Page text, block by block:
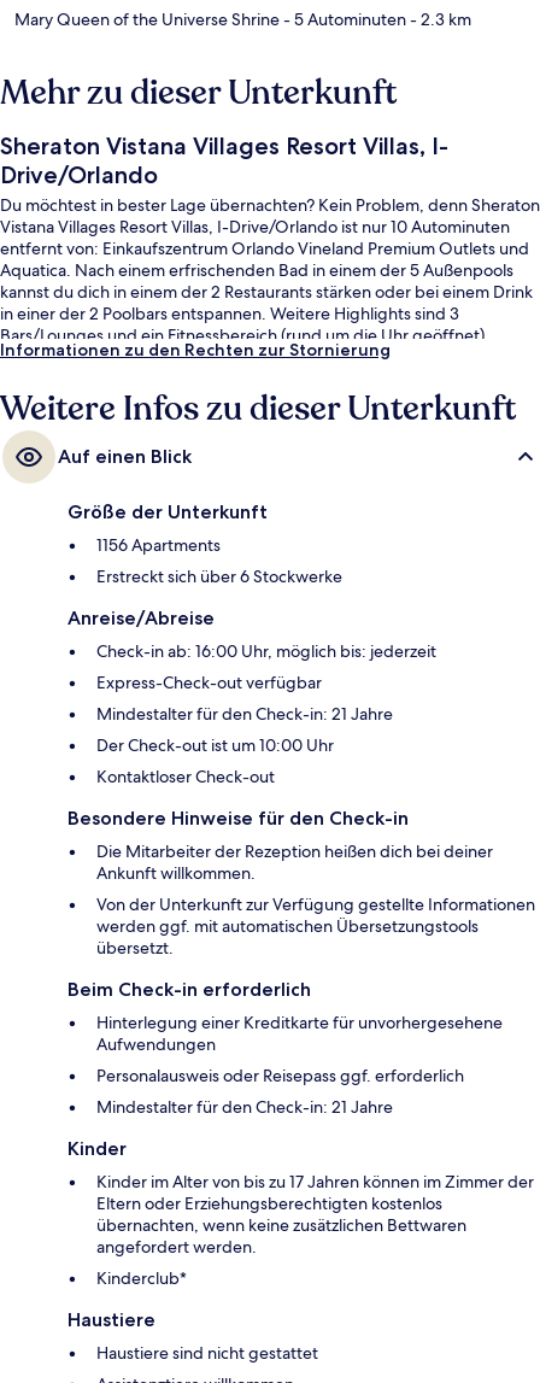
Mary Queen of the Universe Shrine- 5 Autominuten- 2.3 km
Mehr zu dieser Unterkunft
Sheraton Vistana Villages Resort Villas, I-
Drive/Orlando
Du möchtest in bester Lage übernachten? Kein Problem, denn Sheraton
Vistana Villages Resort Villas, I-Drive/Orlando ist nur 10 Autominuten
entfernt von: Einkaufszentrum Orlando Vineland Premium Outlets und
Aquatica. Nach einem erfrischenden Bad in einem der 5 Außenpools
kannst du dich in einem der 2 Restaurants stärken oder bei einem Drink
in einer der 2 Poolbars entspannen. Weitere Highlights sind 3
Bars/Lounges und ein Fitnessbereich (rund um die Uhr geöffnet).
Außerdem bieten die Apartments komfortable Annehmlichkeiten wie
Pool und das hilfsbereite Personal erhalten tolle Bewertungen von
anderen Reisenden.
Informationen zu den Rechten zur Stornierung
Weitere Infos zu dieser Unterkunft
Auf einen Blick
Größe der Unterkunft
1156 Apartments
Erstreckt sich über 6 Stockwerke
Anreise/Abreise
Check-in ab: 16:00 Uhr, möglich bis: jederzeit
Express-Check-out verfügbar
Mindestalter für den Check-in: 21 Jahre
Der Check-out ist um 10:00 Uhr
Kontaktloser Check-out
Besondere Hinweise für den Check-in
Die Mitarbeiter der Rezeption heißen dich bei deiner
Ankunft willkommen.
Von der Unterkunft zur Verfügung gestellte Informationen
werden ggf. mit automatischen Übersetzungstools
übersetzt.
Beim Check-in erforderlich
Hinterlegung einer Kreditkarte für unvorhergesehene
Aufwendungen
Personalausweis oder Reisepass ggf. erforderlich
Mindestalter für den Check-in: 21 Jahre
Kinder
Kinder im Alter von bis zu 17 Jahren können im Zimmer der
Eltern oder Erziehungsberechtigten kostenlos
übernachten, wenn keine zusätzlichen Bettwaren
angefordert werden.
Kinderclub*
Haustiere
Haustiere sind nicht gestattet